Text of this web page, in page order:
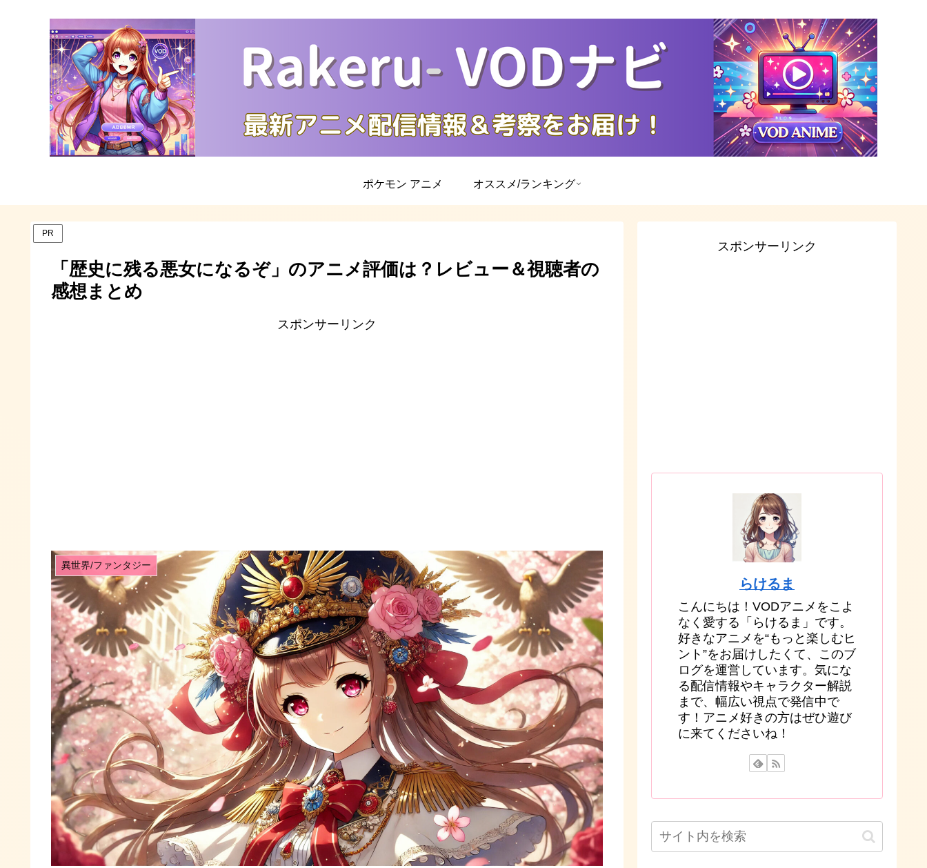
ポケモン アニメ オススメ/ランキング
PR
「歴史に残る悪女になるぞ」のアニメ評価は？レビュー＆視聴者の
感想まとめ
スポンサーリンク
異世界/ファンタジー
スポンサーリンク
らけるま
こんにちは！VODアニメをこよ
なく愛する「らけるま」です。
好きなアニメを“もっと楽しむヒ
ント”をお届けしたくて、このブ
ログを運営しています。気にな
る配信情報やキャラクター解説
まで、幅広い視点で発信中で
す！アニメ好きの方はぜひ遊び
に来てくださいね！